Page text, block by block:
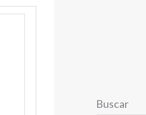
Buscar